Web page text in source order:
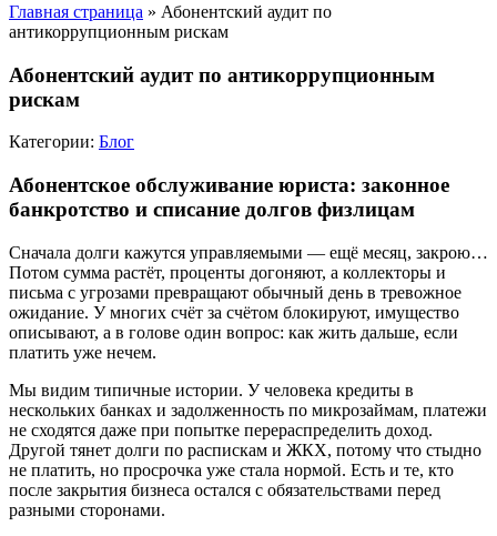
Главная страница » Абонентский аудит по
антикоррупционным рискам
Абонентский аудит по антикоррупционным
рискам
Категории: Блог
Абонентское обслуживание юриста: законное
банкротство и списание долгов физлицам
Сначала долги кажутся управляемыми — ещё месяц, закрою…
Потом сумма растёт, проценты догоняют, а коллекторы и
письма с угрозами превращают обычный день в тревожное
ожидание. У многих счёт за счётом блокируют, имущество
описывают, а в голове один вопрос: как жить дальше, если
платить уже нечем.
Мы видим типичные истории. У человека кредиты в
нескольких банках и задолженность по микрозаймам, платежи
не сходятся даже при попытке перераспределить доход.
Другой тянет долги по распискам и ЖКХ, потому что стыдно
не платить, но просрочка уже стала нормой. Есть и те, кто
после закрытия бизнеса остался с обязательствами перед
разными сторонами.